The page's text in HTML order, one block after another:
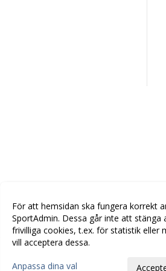
För att hemsidan ska fungera korrekt
SportAdmin. Dessa går inte att stänga
frivilliga cookies, t.ex. för statistik eller
vill acceptera dessa.
Anpassa dina val